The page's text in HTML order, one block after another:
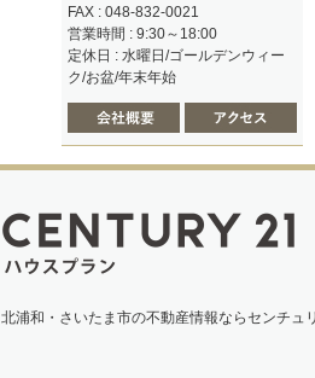
FAX : 048-832-0021
営業時間 : 9:30～18:00
定休日 : 水曜日/ゴールデンウィー
ク/お盆/年末年始
北浦和・さいたま市の不動産情報ならセンチュ